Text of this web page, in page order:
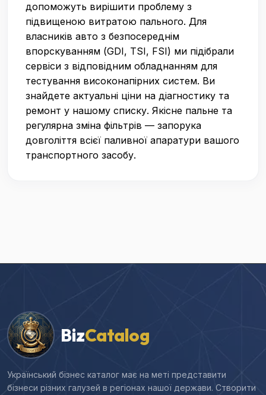
допоможуть вирішити проблему з
підвищеною витратою пального. Для
власників авто з безпосереднім
впорскуванням (GDI, TSI, FSI) ми підібрали
сервіси з відповідним обладнанням для
тестування високонапірних систем. Ви
знайдете актуальні ціни на діагностику та
ремонт у нашому списку. Якісне пальне та
регулярна зміна фільтрів — запорука
довголіття всієї паливної апаратури вашого
транспортного засобу.
BizCatalog
Український бізнес каталог має на меті представити
бізнеси різних галузей в регіонах нашої держави. Створити